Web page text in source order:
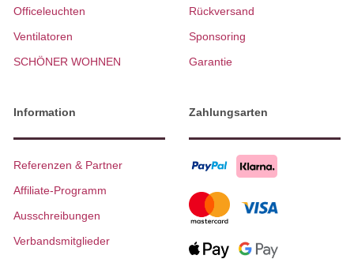
Officeleuchten
Ventilatoren
SCHÖNER WOHNEN
Rückversand
Sponsoring
Garantie
Information
Referenzen & Partner
Affiliate-Programm
Ausschreibungen
Verbandsmitglieder
Zahlungsarten